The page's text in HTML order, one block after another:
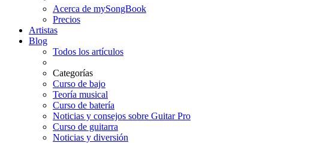
Acerca de mySongBook
Precios
Artistas
Blog
Todos los artículos
Categorías
Curso de bajo
Teoría musical
Curso de batería
Noticias y consejos sobre Guitar Pro
Curso de guitarra
Noticias y diversión